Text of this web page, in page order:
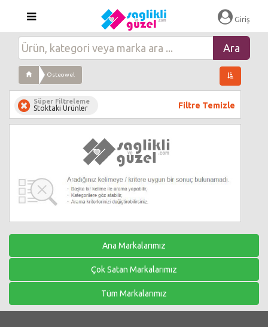
Giriş
Osteowel
Süper Filtreleme
Stoktaki Ürünler Filtre Temizle
Ana Markalarımız
Çok Satan Markalarımız
Tüm Markalarımız